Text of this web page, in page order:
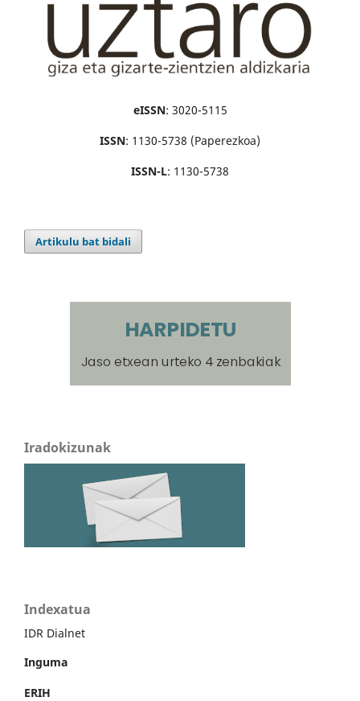
eISSN: 3020-5115
ISSN: 1130-5738 (Paperezkoa)
ISSN-L: 1130-5738
Artikulu bat bidali
Iradokizunak
Indexatua
IDR Dialnet
Inguma
ERIH